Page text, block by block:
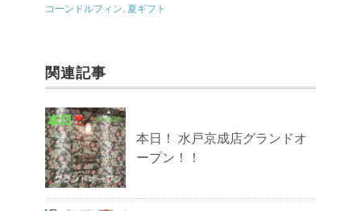
コーンドルフィン 夏ギフト
関連記事
本日！ 水戸京成店グランドオ
ープン！！